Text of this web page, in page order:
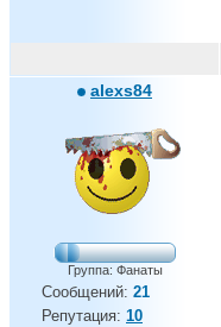
alexs84
Группа: Фанаты
Сообщений: 21
Репутация: 10